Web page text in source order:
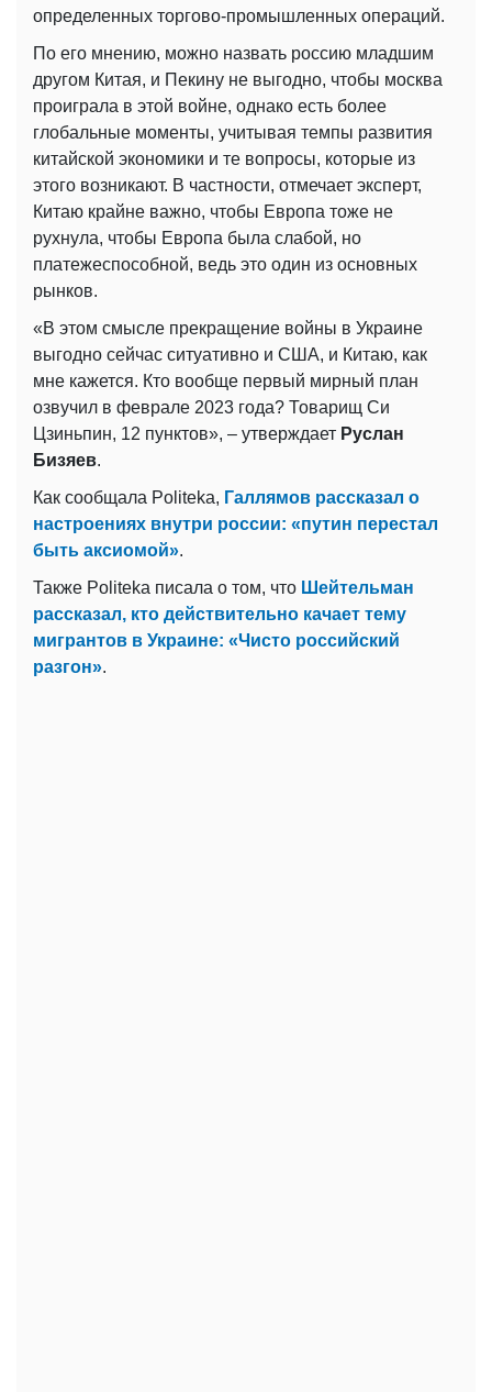
определенных торгово-промышленных операций.
По его мнению, можно назвать россию младшим
другом Китая, и Пекину не выгодно, чтобы москва
проиграла в этой войне, однако есть более
глобальные моменты, учитывая темпы развития
китайской экономики и те вопросы, которые из
этого возникают. В частности, отмечает эксперт,
Китаю крайне важно, чтобы Европа тоже не
рухнула, чтобы Европа была слабой, но
платежеспособной, ведь это один из основных
рынков.
«В этом смысле прекращение войны в Украине
выгодно сейчас ситуативно и США, и Китаю, как
мне кажется. Кто вообще первый мирный план
озвучил в феврале 2023 года? Товарищ Си
Цзиньпин, 12 пунктов», – утверждает Руслан
Бизяев.
Как сообщала Politeka, Галлямов рассказал о
настроениях внутри россии: «путин перестал
быть аксиомой».
Также Politeka писала о том, что Шейтельман
рассказал, кто действительно качает тему
мигрантов в Украине: «Чисто российский
разгон».